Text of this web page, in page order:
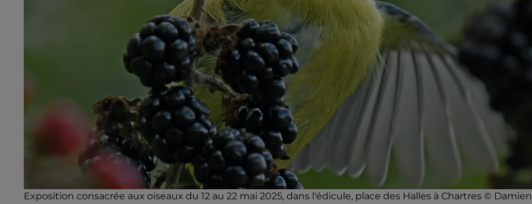
Exposition consacrée aux oiseaux du 12 au 22 mai 2025, dans l'édicule, place des Halles à Chartres © Damien